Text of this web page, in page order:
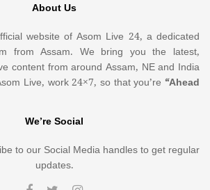
About Us
website of Asom Live 24, a dedicated
from Assam. We bring you the latest,
content from around Assam, NE and India
Live, work 24×7, so that you’re “Ahead
We’re Social
to our Social Media handles to get regular
updates.